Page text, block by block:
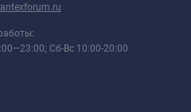
Сб-Вс 10:00-20:00